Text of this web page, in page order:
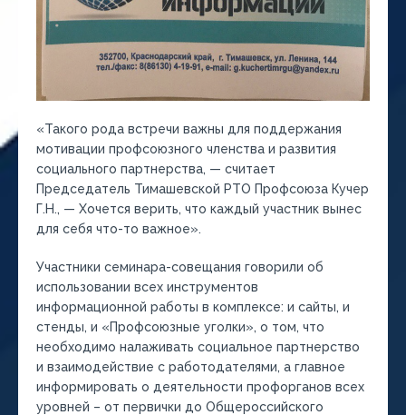
«Такого рода встречи важны для поддержания
мотивации профсоюзного членства и развития
социального партнерства, — считает
Председатель Тимашевской РТО Профсоюза Кучер
Г.Н., — Хочется верить, что каждый участник вынес
для себя что-то важное».
Участники семинара-совещания говорили об
использовании всех инструментов
информационной работы в комплексе: и сайты, и
стенды, и «Профсоюзные уголки», о том, что
необходимо налаживать социальное партнерство
и взаимодействие с работодателями, а главное
информировать о деятельности профорганов всех
уровней – от первички до Общероссийского